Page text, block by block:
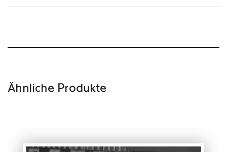
Ähnliche Produkte